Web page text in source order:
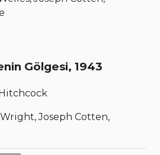
Gölgesi, 1943
Joseph Cotten,